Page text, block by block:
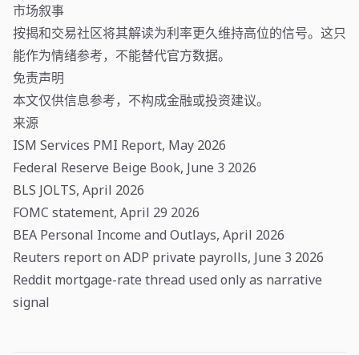
市场叙事
按揭和交易社区将其解读为利率更久维持高位的信号。这只
能作为情绪参考，不能替代官方数据。
免责声明
本文仅供信息参考，不构成金融或投资建议。
来源
ISM Services PMI Report, May 2026
Federal Reserve Beige Book, June 3 2026
BLS JOLTS, April 2026
FOMC statement, April 29 2026
BEA Personal Income and Outlays, April 2026
Reuters report on ADP private payrolls, June 3 2026
Reddit mortgage-rate thread used only as narrative
signal